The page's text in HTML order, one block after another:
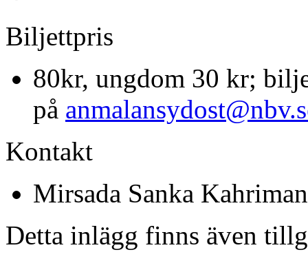
Biljettpris
80kr, ungdom 30 kr;
på
Kontakt
Mirsada Sanka
Detta inlägg finns även